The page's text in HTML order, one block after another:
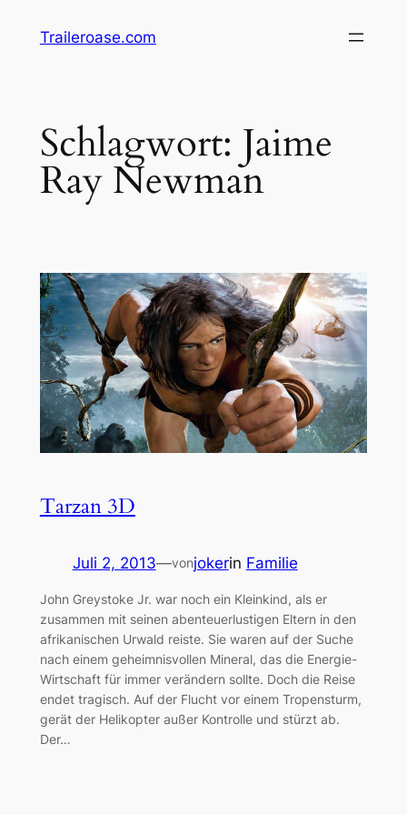
InhaltTraileroase.com
Schlagwort: Jaime
Ray Newman
Tarzan 3D
Juli 2, 2013—vonjokerin Familie
John Greystoke Jr. war noch ein Kleinkind, als er
zusammen mit seinen abenteuerlustigen Eltern in den
afrikanischen Urwald reiste. Sie waren auf der Suche
nach einem geheimnisvollen Mineral, das die Energie-
Wirtschaft für immer verändern sollte. Doch die Reise
endet tragisch. Auf der Flucht vor einem Tropensturm,
gerät der Helikopter außer Kontrolle und stürzt ab.
Der…